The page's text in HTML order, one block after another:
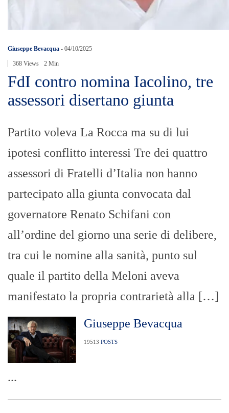
Giuseppe Bevacqua - 04/10/2025
368 Views 2 Min
FdI contro nomina Iacolino, tre
assessori disertano giunta
Partito voleva La Rocca ma su di lui
ipotesi conflitto interessi Tre dei quattro
assessori di Fratelli d’Italia non hanno
partecipato alla giunta convocata dal
governatore Renato Schifani con
all’ordine del giorno una serie di delibere,
tra cui le nomine alla sanità, punto sul
quale il partito della Meloni aveva
manifestato la propria contrarietà alla […]
Giuseppe Bevacqua
19513 POSTS
...